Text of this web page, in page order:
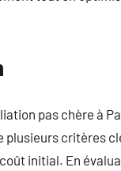
pas chère à
plusieurs critères
initial. En